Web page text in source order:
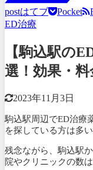
postはてブ Pocket
ED治療
【駒込駅の
選！効果・
2023年11月3日
駒込駅周辺でED治療
を探している方は多
残念ながら、駒込駅
院やクリニックの数